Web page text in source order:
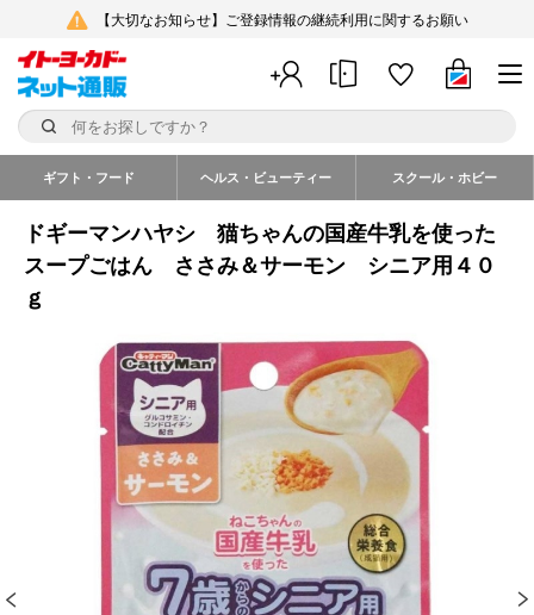
【大切なお知らせ】ご登録情報の継続利用に関するお願い
ギフト・フード ヘルス・ビューティー スクール・ホビー
ドギーマンハヤシ 猫ちゃんの国産牛乳を使った
スープごはん ささみ＆サーモン シニア用４０
ｇ